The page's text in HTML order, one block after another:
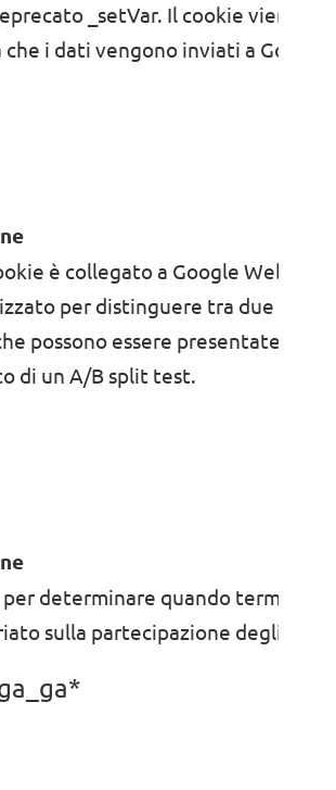
_setVar. Il cookie viene
i dati vengono inviati a Google
è collegato a Google Website
per distinguere tra due
possono essere presentate ai
di un A/B split test.
determinare quando termina
sulla partecipazione degli